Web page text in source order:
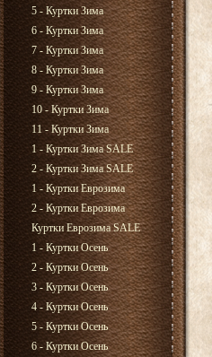
5 - Куртки Зима
6 - Куртки Зима
7 - Куртки Зима
8 - Куртки Зима
9 - Куртки Зима
10 - Куртки Зима
11 - Куртки Зима
1 - Куртки Зима SALE
2 - Куртки Зима SALE
1 - Куртки Еврозима
2 - Куртки Еврозима
Куртки Еврозима SALE
1 - Куртки Осень
2 - Куртки Осень
3 - Куртки Осень
4 - Куртки Осень
5 - Куртки Осень
6 - Куртки Осень